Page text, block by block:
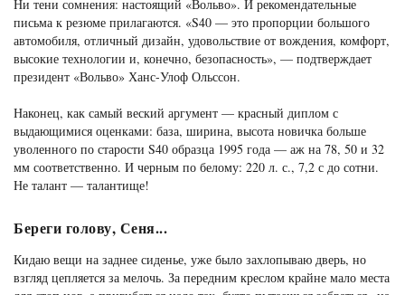
Ни тени сомнения: настоящий «Вольво». И рекомендательные
письма к резюме прилагаются. «S40 — это пропорции большого
автомобиля, отличный дизайн, удовольствие от вождения, комфорт,
высокие технологии и, конечно, безопасность», — подтверждает
президент «Вольво» Ханс-Улоф Ольссон.
Наконец, как самый веский аргумент — красный диплом с
выдающимися оценками: база, ширина, высота новичка больше
уволенного по старости S40 образца 1995 года — аж на 78, 50 и 32
мм соответственно. И черным по белому: 220 л. с., 7,2 с до сотни.
Не талант — талантище!
Береги голову, Сеня...
Кидаю вещи на заднее сиденье, уже было захлопываю дверь, но
взгляд цепляется за мелочь. За передним креслом крайне мало места